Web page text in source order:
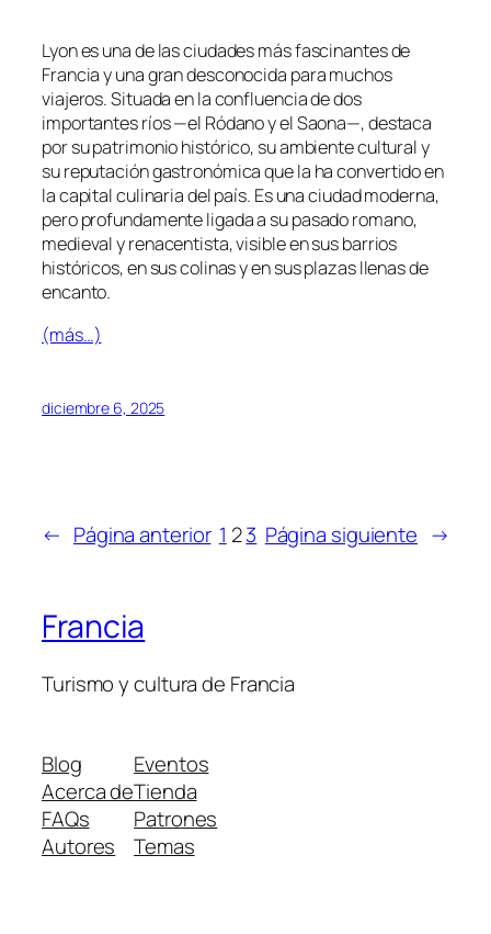
Lyon es una de las ciudades más fascinantes de
Francia y una gran desconocida para muchos
viajeros. Situada en la confluencia de dos
importantes ríos —el Ródano y el Saona—, destaca
por su patrimonio histórico, su ambiente cultural y
su reputación gastronómica que la ha convertido en
la capital culinaria del país. Es una ciudad moderna,
pero profundamente ligada a su pasado romano,
medieval y renacentista, visible en sus barrios
históricos, en sus colinas y en sus plazas llenas de
encanto.
(más…)
diciembre 6, 2025
← Página anterior 1 23 Página siguiente →
Francia
Turismo y cultura de Francia
Blog
Acerca de
FAQs
Autores
Eventos
Tienda
Patrones
Temas